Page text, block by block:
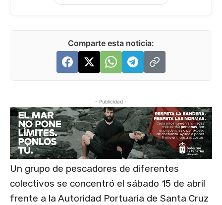
Comparte esta noticia:
- Publicidad -
Un grupo de pescadores de diferentes
colectivos se concentró el sábado 15 de abril
frente a la Autoridad Portuaria de Santa Cruz